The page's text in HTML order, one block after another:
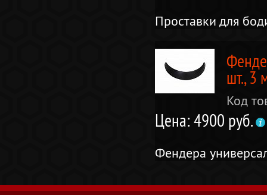
Проставки для
шт., 3
Код
Цена: 4900 руб.
Фендера